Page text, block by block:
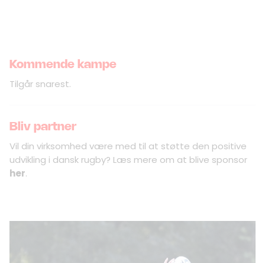
Kommende kampe
Tilgår snarest.
Bliv partner
Vil din virksomhed være med til at støtte den positive
udvikling i dansk rugby? Læs mere om at blive sponsor
her.